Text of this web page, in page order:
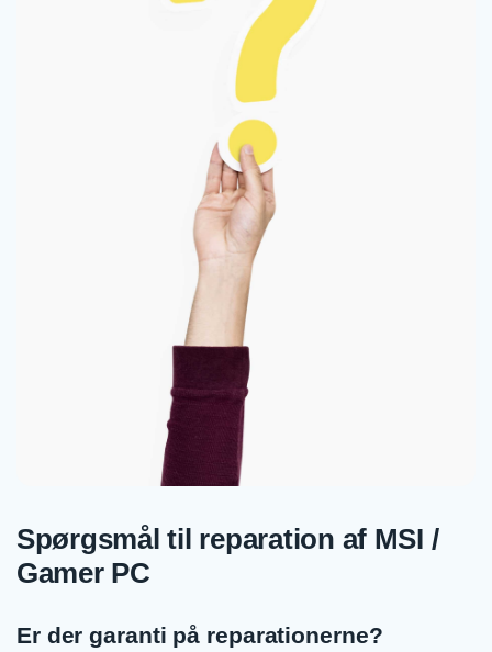
Spørgsmål til reparation af MSI /
Gamer PC
Er der garanti på reparationerne?